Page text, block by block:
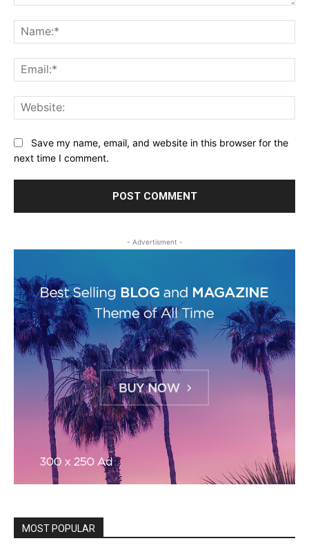
Save my name, email, and website in this browser for the
next time I comment.
- Advertisment -
MOST POPULAR